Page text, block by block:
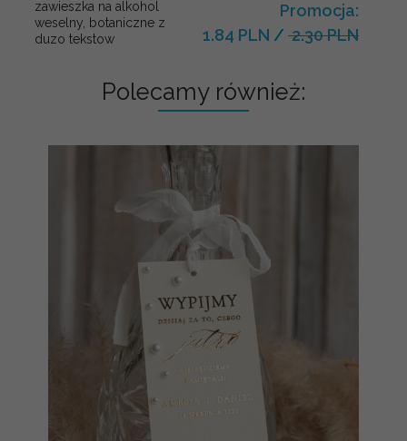
zawieszka na alkohol
weselny, botaniczne z
duzo tekstow
Promocja:
1.84 PLN / 2.30 PLN
Polecamy również: